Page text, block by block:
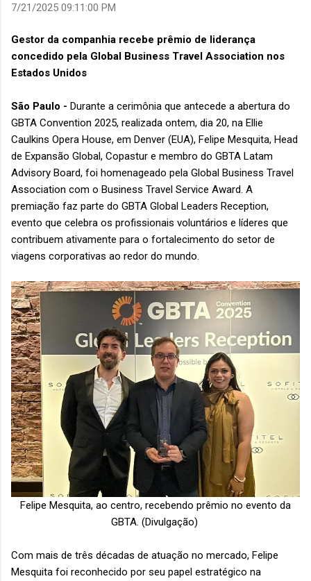
7/21/2025 09:11:00 PM
Gestor da companhia recebe prêmio de liderança
concedido pela Global Business Travel Association nos
Estados Unidos
São Paulo - Durante a cerimônia que antecede a abertura do
GBTA Convention 2025, realizada ontem, dia 20, na Ellie
Caulkins Opera House, em Denver (EUA), Felipe Mesquita, Head
de Expansão Global, Copastur e membro do GBTA Latam
Advisory Board, foi homenageado pela Global Business Travel
Association com o Business Travel Service Award. A
premiação faz parte do GBTA Global Leaders Reception,
evento que celebra os profissionais voluntários e líderes que
contribuem ativamente para o fortalecimento do setor de
viagens corporativas ao redor do mundo.
Felipe Mesquita, ao centro, recebendo prêmio no evento da
GBTA. (Divulgação)
Com mais de três décadas de atuação no mercado, Felipe
Mesquita foi reconhecido por seu papel estratégico na